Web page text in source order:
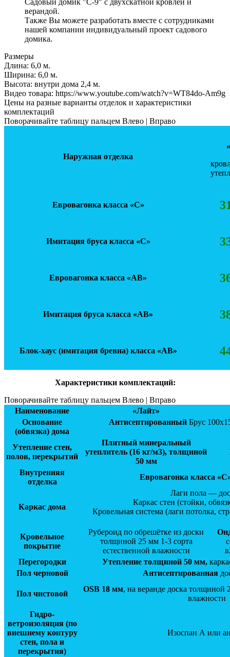
верандой.
Также Вы можете разработать вместе с сотрудниками
нашей компании индивидуальный проект садового
домика.
Размеры
Длина: 6,0 м.
Ширинa: 6,0 м.
Высота: внутри дома 2,4 м.
Видео товара: https://www.youtube.com/watch?v=WT84do-Am9g
Цены на разные варианты отделок и характеристики
комплектаций
Поворачивайте таблицу пальцем Влево | Вправо
Наружная отделка
Евровагонка класса «С»
Имитация бруса класса «С»
Евровагонка класса «АВ»
Имитация бруса класса «АВ»
Блок-хаус (имитация бревна) класса «АВ»
Характеристики комплектаций:
Поворачивайте таблицу пальцем Влево | Вправо
Наименование
«Лайт»
Основание
(обвязка) дома
Антисептированный Брус
Утепление стен,
полов, перекрытий
Плитный минеральный
утеплитель (16 кг/м3), толщиной
50 мм
Внутренняя
отделка
Евровагонка класса
Каркас дома
Лаги пола —
Каркас стен (стойки,
Кровельная система (лаги потолка,
Кровельное
покрытие
Рубероид по обрешётке из доски
толщиной 25 мм 1-3 сорта
естественной влажности
Перегородки
Утепление толщиной 50 мм,
Пол черновой
Антисептированная
Пол чистовой
OSB 18 мм, на веранде доска толщиной
влажности
Гидро-
ветроизоляция (по
внешнему контуру
стен, пола и
перекрытия)
Изоспан А или